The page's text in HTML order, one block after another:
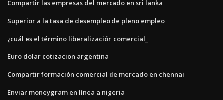
Compartir las empresas del mercado en sri lanka
Superior a la tasa de desempleo de pleno empleo
¿cuál es el término liberalización comercial_
Euro dolar cotizacion argentina
Compartir formación comercial de mercado en chennai
Enviar moneygram en línea a nigeria